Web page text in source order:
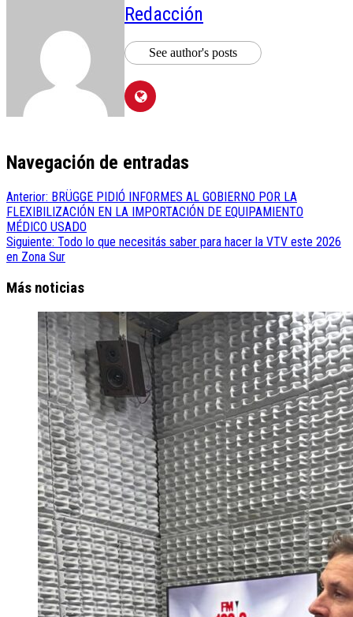
Redacción
See author's posts
Navegación de entradas
Anterior: BRÜGGE PIDIÓ INFORMES AL GOBIERNO POR LA
FLEXIBILIZACIÓN EN LA IMPORTACIÓN DE EQUIPAMIENTO
MÉDICO USADO
Siguiente: Todo lo que necesitás saber para hacer la VTV este 2026
en Zona Sur
Más noticias